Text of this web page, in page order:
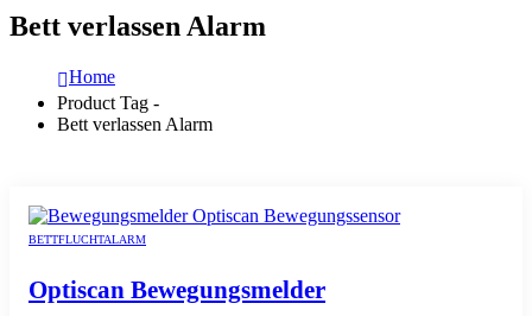
Bett verlassen Alarm
Home
Product Tag -
Bett verlassen Alarm
BETTFLUCHTALARM
Optiscan Bewegungsmelder